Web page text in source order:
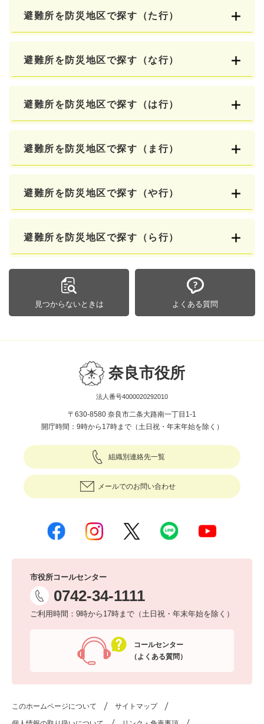
避難所を防災地区で探す（た行）
避難所を防災地区で探す（な行）
避難所を防災地区で探す（は行）
避難所を防災地区で探す（ま行）
避難所を防災地区で探す（や行）
避難所を防災地区で探す（ら行）
見つからないときは よくある質問
奈良市役所
法人番号4000020292010
〒630-8580 奈良市二条大路南一丁目1-1
開庁時間：9時から17時まで（土日祝・年末年始を除く）
組織別連絡先一覧
メールでのお問い合わせ
市役所コールセンター
0742-34-1111
ご利用時間：9時から17時まで（土日祝・年末年始を除く）
コールセンター
（よくある質問）
このホームページについて サイトマップ